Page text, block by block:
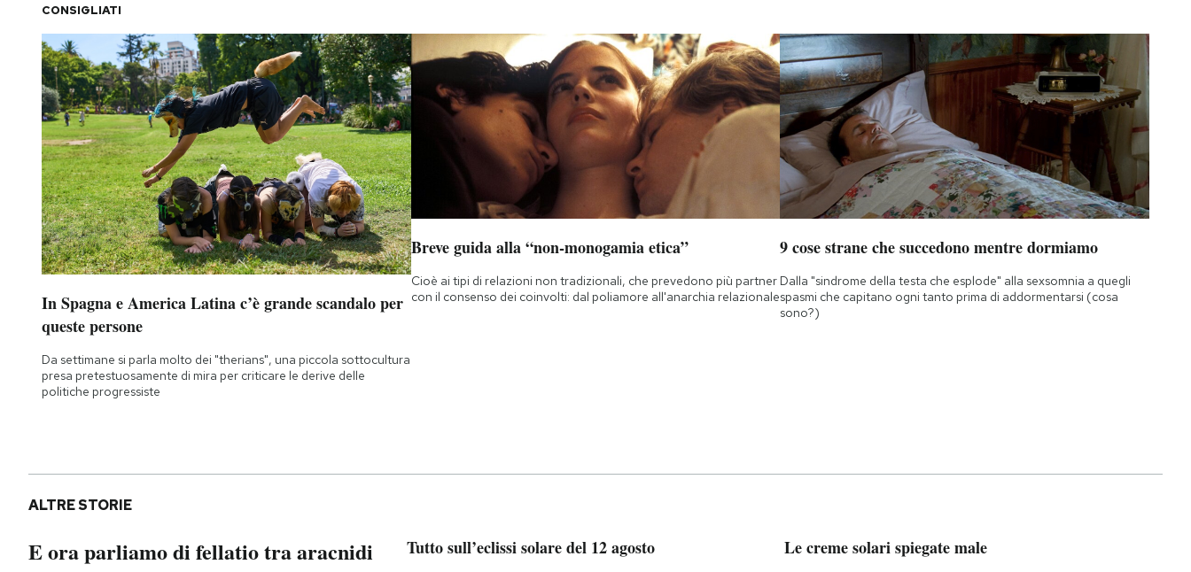
CONSIGLIATI
In Spagna e America Latina c’è grande scandalo per
queste persone
Da settimane si parla molto dei "therians", una piccola sottocultura
presa pretestuosamente di mira per criticare le derive delle
politiche progressiste
Breve guida alla “non-monogamia etica”
Cioè ai tipi di relazioni non tradizionali, che prevedono più partner
con il consenso dei coinvolti: dal poliamore all'anarchia relazionale
9 cose strane che succedono mentre dormiamo
Dalla "sindrome della testa che esplode" alla sexsomnia a quegli
spasmi che capitano ogni tanto prima di addormentarsi (cosa
sono?)
ALTRE STORIE
E ora parliamo di fellatio tra aracnidi Tutto sull’eclissi solare del 12 agosto Le creme solari spiegate male